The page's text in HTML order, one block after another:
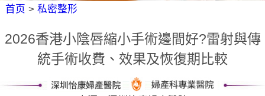
首页 > 私密整形
2026香港小陰唇縮小手術邊間好?雷射與傳
統手術收費、效果及恢復期比較